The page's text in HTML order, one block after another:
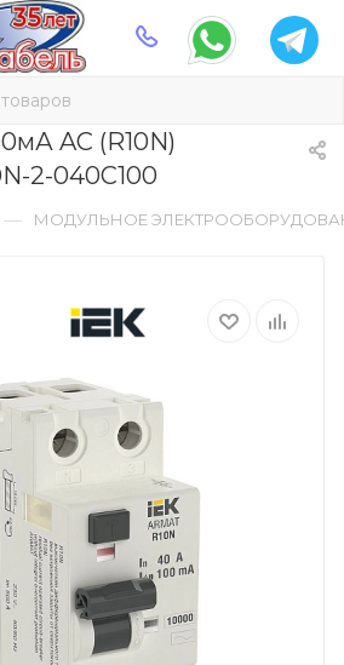
AC (R10N)
2-040C100
— МОДУЛЬНОЕ